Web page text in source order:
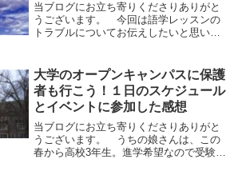
当ブログにお立ち寄りくださりありがと
うございます。 今回は語学レッスンの
トラブルについてお伝えしたいと思いま
たのですが、内容と請求額に驚いたの
で、その経緯をご紹介します...
大学のオープンキャンパスに保護
者も行こう！１日のスケジュール
とイベントに参加した感想
当ブログにお立ち寄りくださりありがと
うございます。 うちの娘さんは、この
春から高校3年生。進学希望なので受験生